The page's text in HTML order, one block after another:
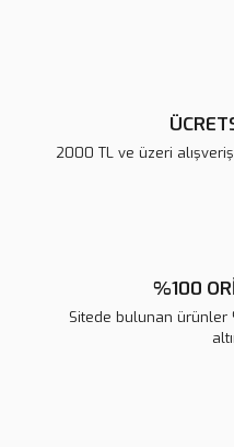
2000 TL ve üzeri
%100
Sitede bulunan ürünler